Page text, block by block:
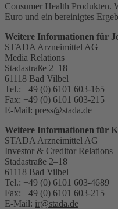
Consumer Health Produkten.
Euro und ein bereinigtes
Weitere Informationen für
STADA Arzneimittel AG
Media Relations
Stadastraße 2–18
61118 Bad Vilbel
Tel.: +49 (0) 6101 603-165
Fax: +49 (0) 6101 603-215
E-Mail: press@stada.de
Weitere Informationen für
STADA Arzneimittel AG
Investor & Creditor Relations
Stadastraße 2–18
61118 Bad Vilbel
Tel.: +49 (0) 6101 603-4689
Fax: +49 (0) 6101 603-215
E-Mail: ir@stada.de